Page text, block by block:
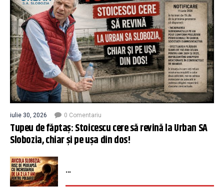
iulie 30, 2026 0 Comentariu
Tupeu de făptaș: Stoicescu cere să revină la Urban SA
Slobozia, chiar și pe ușa din dos!
...